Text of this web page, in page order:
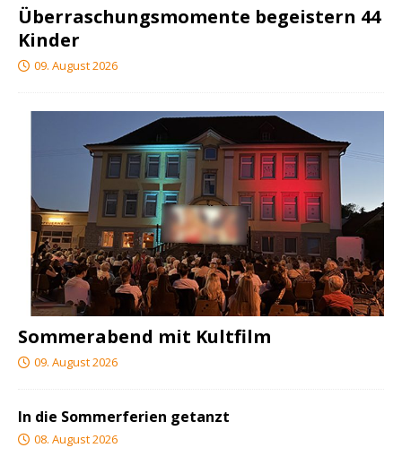
Überraschungsmomente begeistern 44
Kinder
09. August 2026
Sommerabend mit Kultfilm
09. August 2026
In die Sommerferien getanzt
08. August 2026